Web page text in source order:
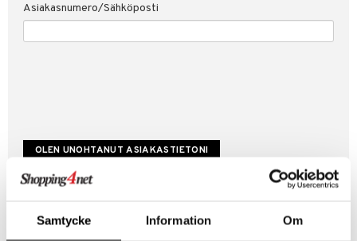
Samtycke Information Om
Asiakasnumero/Sähköposti
Luo uusi asiakas
Hyviä tarjouksia